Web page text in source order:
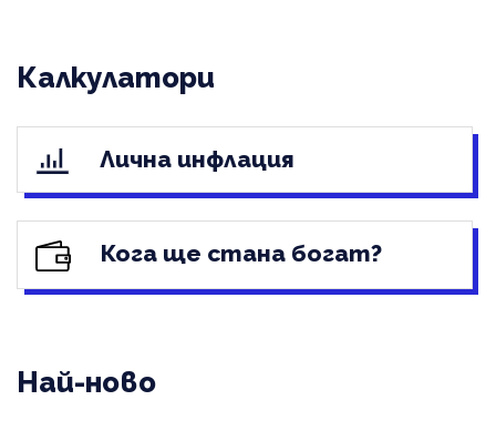
Калкулатори
Лична инфлация
Кога ще стана богат?
Най-ново